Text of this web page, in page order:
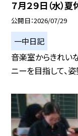
７月２９日（水）
公開日 2026/07/29
一中日記
音楽室からきれい
ニーを目指して、